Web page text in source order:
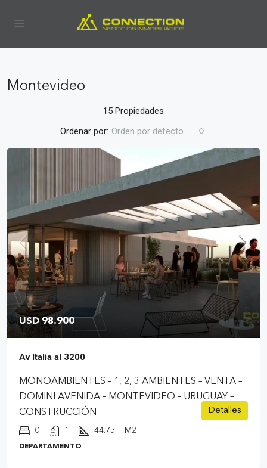
Montevideo
15 Propiedades
Ordenar por: Orden por defecto
USD 98.900
Av Italia al 3200
MONOAMBIENTES – 1, 2, 3 AMBIENTES – VENTA –
DOMINI AVENIDA – MONTEVIDEO – URUGUAY –
CONSTRUCCIÓN
0 1 44.75 M2
DEPARTAMENTO
Detalles